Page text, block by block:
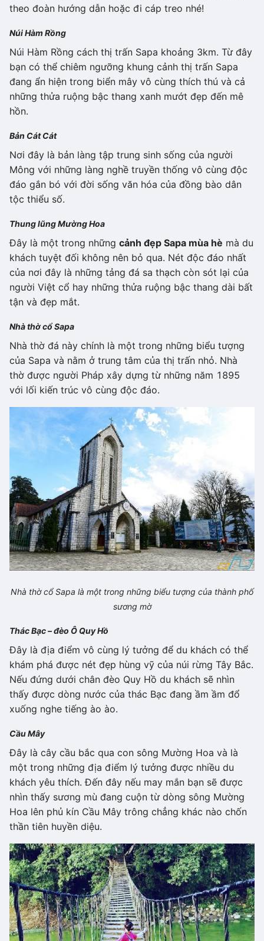
theo đoàn hướng dẫn hoặc đi cáp treo nhé!
Núi Hàm Rồng
Núi Hàm Rồng cách thị trấn Sapa khoảng 3km. Từ đây
bạn có thể chiêm ngưỡng khung cảnh thị trấn Sapa
đang ẩn hiện trong biển mây vô cùng thích thú và cả
những thửa ruộng bậc thang xanh mướt đẹp đến mê
hồn.
Bản Cát Cát
Nơi đây là bản làng tập trung sinh sống của người
Mông với những làng nghề truyền thống vô cùng độc
đáo gắn bó với đời sống văn hóa của đồng bào dân
tộc thiểu số.
Thung lũng Mường Hoa
Đây là một trong những cảnh đẹp Sapa mùa hè mà du
khách tuyệt đối không nên bỏ qua. Nét độc đáo nhất
của nơi đây là những tảng đá sa thạch còn sót lại của
người Việt cổ hay những thửa ruộng bậc thang dài bất
tận và đẹp mắt.
Nhà thờ cổ Sapa
Nhà thờ đá này chính là một trong những biểu tượng
của Sapa và nằm ở trung tâm của thị trấn nhỏ. Nhà
thờ được người Pháp xây dựng từ những năm 1895
với lối kiến trúc vô cùng độc đáo.
Nhà thờ cổ Sapa là một trong những biểu tượng của thành phố
sương mờ
Thác Bạc – đèo Ô Quy Hồ
Đây là địa điểm vô cùng lý tưởng để du khách có thể
khám phá được nét đẹp hùng vỹ của núi rừng Tây Bắc.
Nếu đứng dưới chân đèo Quy Hồ du khách sẽ nhìn
thấy được dòng nước của thác Bạc đang ầm ầm đổ
xuống nghe tiếng ào ào.
Cầu Mây
Đây là cây cầu bắc qua con sông Mường Hoa và là
một trong những địa điểm lý tưởng được nhiều du
khách yêu thích. Đến đây nếu may mắn bạn sẽ được
nhìn thấy sương mù đang cuộn từ dòng sông Mường
Hoa lên phủ kín Cầu Mây trông chẳng khác nào chốn
thần tiên huyền diệu.